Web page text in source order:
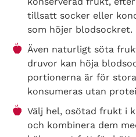
tillsatt socker eller
som höjer blodsockret.
Även naturligt söta
druvor kan höja
portionerna är för
konsumeras utan
Välj hel, osötad frukt i
och kombinera dem